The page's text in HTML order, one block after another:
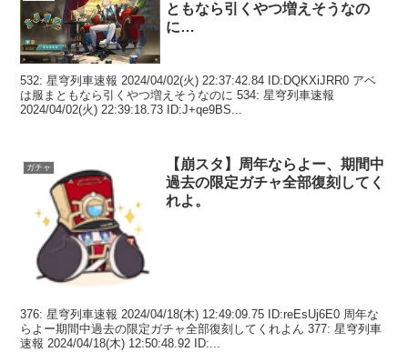
ともなら引くやつ増えそうなの
に…
532: 星穹列車速報 2024/04/02(火) 22:37:42.84 ID:DQKXiJRR0 アベ
は服まともなら引くやつ増えそうなのに 534: 星穹列車速報
2024/04/02(火) 22:39:18.73 ID:J+qe9BS...
ガチャ
【崩スタ】周年ならよー、期間中
過去の限定ガチャ全部復刻してく
れよ。
376: 星穹列車速報 2024/04/18(木) 12:49:09.75 ID:reEsUj6E0 周年な
らよー期間中過去の限定ガチャ全部復刻してくれよん 377: 星穹列車
速報 2024/04/18(木) 12:50:48.92 ID:...